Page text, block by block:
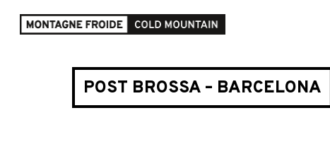
POST BROSSA – BARCELONA